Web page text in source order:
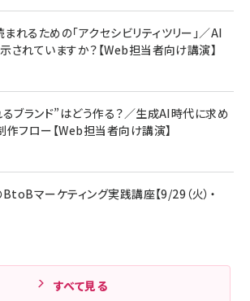
織の成果を最大化する ルールのデザイン
1,980
ランキングをもっと見る
ワイヤレスイヤホン/アクティブノイズキャンセリ
術基準適合】ブラック
5,990
ーブル Anker絡まないケーブル 240W 結束バン
ド付き USB PD対応 シリコン素材採用 iPhone
/ 16 / 15 / Galaxy iPad Pro MacBook
Air 各種対応 (1.8m ミッドナイトブラック)
1,890
ッポロ 生ビール 黒ラベル 350ml 缶 24本 ビー
ケース買い【6/30応募〆切! 黒ラベルビヤセラー
4,857
れるための「アクセシビリティツリー」／AI
されていますか？【Web担当者向け講演】
ブランド”はどう作る？／生成AI時代に求め
フロー【Web担当者向け講演】
マーケティング実践講座【9/29（火）・
すべて見る